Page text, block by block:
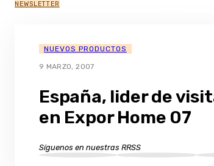
NEWSLETTER
NUEVOS PRODUCTOS
9 MARZO, 2007
España, lider de
en Expor Home 07
Síguenos en nuestras RRSS